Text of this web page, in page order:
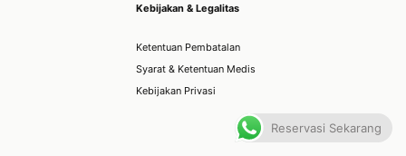
Kebijakan & Legalitas
Ketentuan Pembatalan
Syarat & Ketentuan Medis
Kebijakan Privasi
Reservasi Sekarang